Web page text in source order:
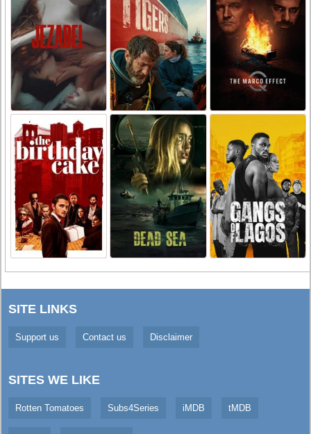
SITE LINKS
Support us Contact us Disclaimer
SITES WE LIKE
Rotten Tomatoes Subs4Series iMDB tMDB